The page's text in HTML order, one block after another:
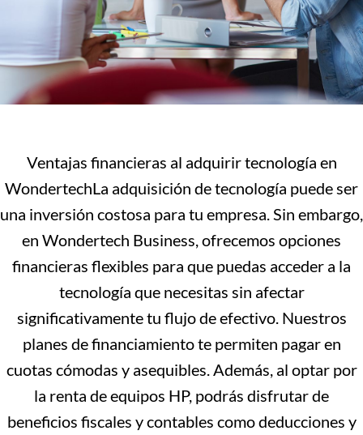
Ventajas financieras al adquirir tecnología en
WondertechLa adquisición de tecnología puede ser
una inversión costosa para tu empresa. Sin embargo,
en Wondertech Business, ofrecemos opciones
financieras flexibles para que puedas acceder a la
tecnología que necesitas sin afectar
significativamente tu flujo de efectivo. Nuestros
planes de financiamiento te permiten pagar en
cuotas cómodas y asequibles. Además, al optar por
la renta de equipos HP, podrás disfrutar de
beneficios fiscales y contables como deducciones y